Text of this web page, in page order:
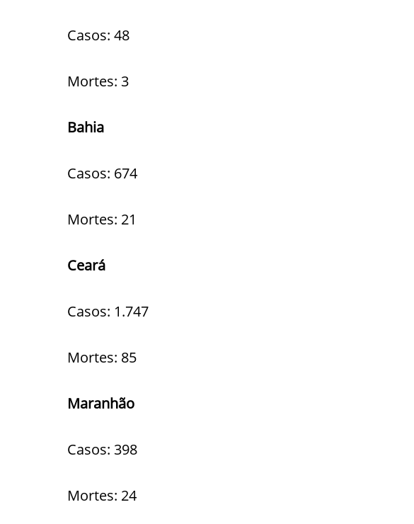
Casos: 48
Mortes: 3
Bahia
Casos: 674
Mortes: 21
Ceará
Casos: 1.747
Mortes: 85
Maranhão
Casos: 398
Mortes: 24